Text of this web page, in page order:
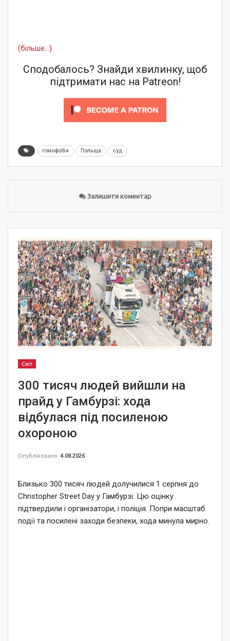
(більше…)
Сподобалось? Знайди хвилинку, щоб
підтримати нас на Patreon!
гомофобія Польща суд
Залишити коментар
Світ
300 тисяч людей вийшли на
прайд у Гамбурзі: хода
відбулася під посиленою
охороною
Опубліковано 4.08.2026
Близько 300 тисяч людей долучилися 1 серпня до
Christopher Street Day у Гамбурзі. Цю оцінку
підтвердили і організатори, і поліція. Попри масштаб
події та посилені заходи безпеки, хода минула мирно.